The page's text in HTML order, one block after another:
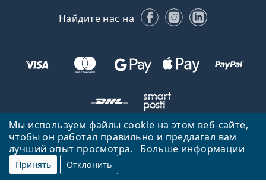
Мы используем файлы cookie на этом веб-сайте,
чтобы он работал правильно и предлагал вам
лучший опыт просмотра.
Больше информации
Принять Отклонить
Найдите нас на FacebookInstagram
LinkedIn
Вернуться на главную страницу
Вверх
Lentiamo.lv принадлежит и управляется Lentiamo s.r.o., Чешская
Республика